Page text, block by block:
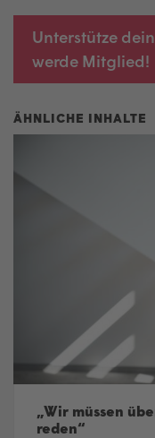
Unterstütze
werde Mitglied!
„Wir müssen
reden“